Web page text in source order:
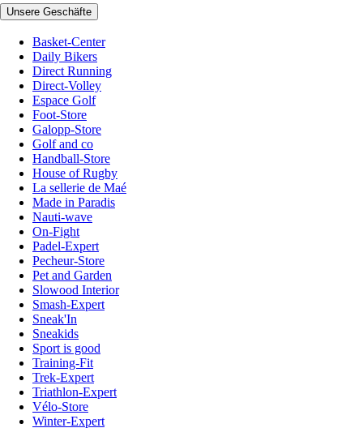
Unsere Geschäfte
Basket-Center
Daily Bikers
Direct Running
Direct-Volley
Espace Golf
Foot-Store
Galopp-Store
Golf and co
Handball-Store
House of Rugby
La sellerie de Maé
Made in Paradis
Nauti-wave
On-Fight
Padel-Expert
Pecheur-Store
Pet and Garden
Slowood Interior
Smash-Expert
Sneak'In
Sneakids
Sport is good
Training-Fit
Trek-Expert
Triathlon-Expert
Vélo-Store
Winter-Expert